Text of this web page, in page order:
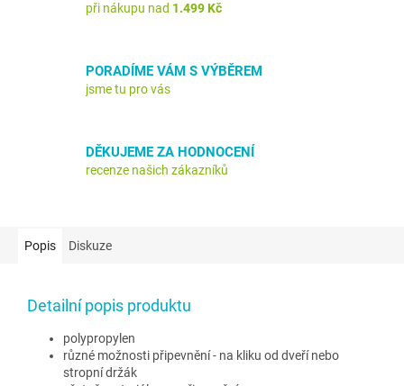
při nákupu nad 1.499 Kč
PORADÍME VÁM S VÝBĚREM
jsme tu pro vás
DĚKUJEME ZA HODNOCENÍ
recenze našich zákazníků
Popis Diskuze
Detailní popis produktu
polypropylen
různé možnosti připevnění - na kliku od dveří nebo
stropní držák